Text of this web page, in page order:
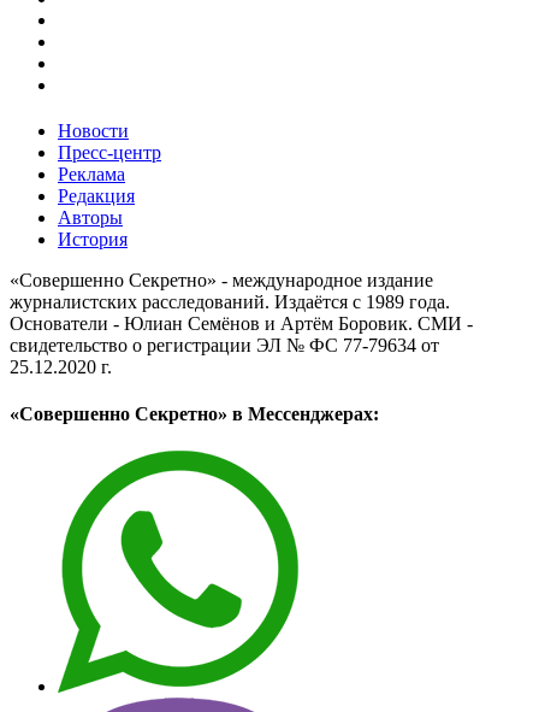
Новости
Пресс-центр
Реклама
Редакция
Авторы
История
«Совершенно Секретно» - международное издание
журналистских расследований. Издаётся с 1989 года.
Основатели - Юлиан Семёнов и Артём Боровик. CМИ -
свидетельство о регистрации ЭЛ № ФС 77-79634 от
25.12.2020 г.
«Совершенно Секретно» в Мессенджерах: